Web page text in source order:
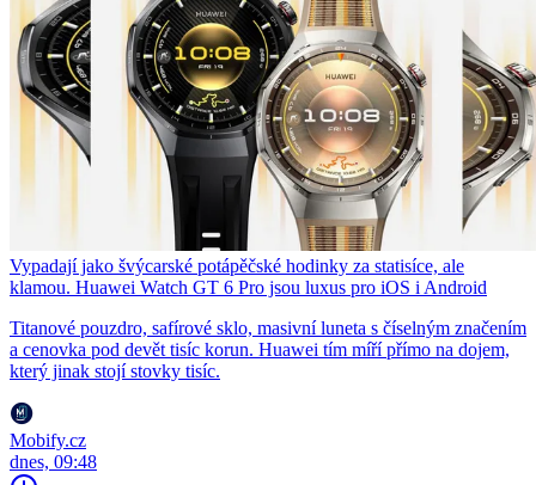
Vypadají jako švýcarské potápěčské hodinky za statisíce, ale
klamou. Huawei Watch GT 6 Pro jsou luxus pro iOS i Android
Titanové pouzdro, safírové sklo, masivní luneta s číselným značením
a cenovka pod devět tisíc korun. Huawei tím míří přímo na dojem,
který jinak stojí stovky tisíc.
Mobify.cz
dnes, 09:48